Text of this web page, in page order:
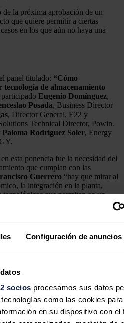
Configuración de anuncios
socios procesamos sus datos
como las cookies para
en su dispositivo con el
la próxima aprobación de un
que quiere permitir a ciertas
en los que aún no haya una
panel titulado: “Cómo
de almacenamiento
Eugenio Domínguez,
Posada, Business Director
, Director General, E22 y
Technical Director, Powin.
Paloma Rodríguez Soler, Energy
esta ponencia fue la necesidad del
que cumplan con las
Guerrero “hay que mirar al
la integración en la planta,
tecnológicos que permitan en un